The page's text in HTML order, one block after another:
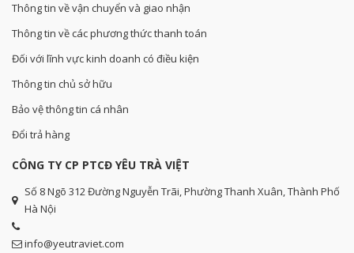
Thông tin về vận chuyển và giao nhận
Thông tin về các phương thức thanh toán
Đối với lĩnh vực kinh doanh có điều kiện
Thông tin chủ sở hữu
Bảo vệ thông tin cá nhân
Đổi trả hàng
CÔNG TY CP PTCĐ YÊU TRÀ VIỆT
Số 8 Ngõ 312 Đường Nguyễn Trãi, Phường Thanh Xuân, Thành Phố
Hà Nội
info@yeutraviet.com